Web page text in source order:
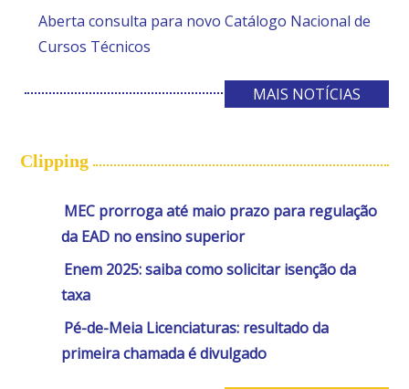
Aberta consulta para novo Catálogo Nacional de
Cursos Técnicos
MAIS NOTÍCIAS
Clipping
MEC prorroga até maio prazo para regulação
da EAD no ensino superior
Enem 2025: saiba como solicitar isenção da
taxa
Pé-de-Meia Licenciaturas: resultado da
primeira chamada é divulgado